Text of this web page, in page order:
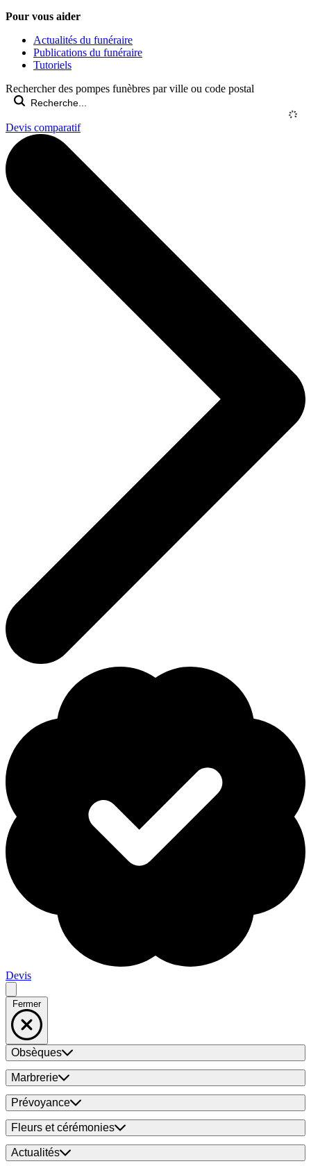
Pour vous aider
Actualités du funéraire
Publications du funéraire
Tutoriels
Rechercher des pompes funèbres par ville ou code postal
Devis comparatif
Devis
Fermer
Obsèques
Marbrerie
Prévoyance
Fleurs et cérémonies
Actualités